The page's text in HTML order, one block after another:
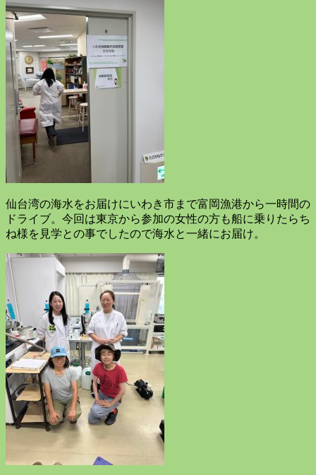
仙台湾の海水をお届けにいわき市まで富岡漁港から一時間の
ドライブ。今回は東京から参加の女性の方も船に乗りたらち
ね様を見学との事でしたので海水と一緒にお届け。